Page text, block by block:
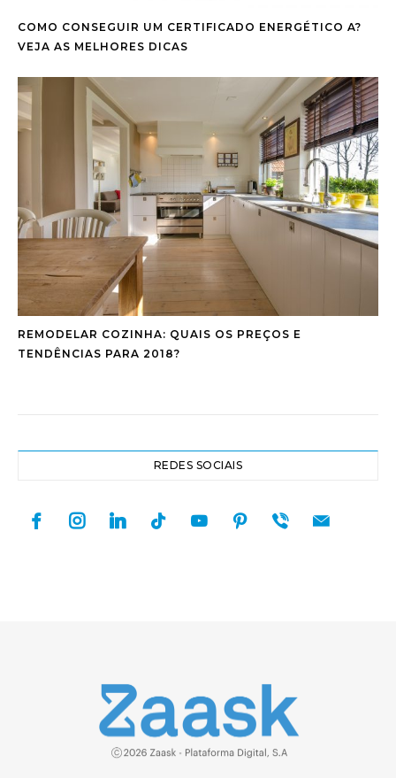
COMO CONSEGUIR UM CERTIFICADO ENERGÉTICO A?
VEJA AS MELHORES DICAS
REMODELAR COZINHA: QUAIS OS PREÇOS E
TENDÊNCIAS PARA 2018?
REDES SOCIAIS
facebookinstagramlinkedintiktok youtubepinterest
viber mail